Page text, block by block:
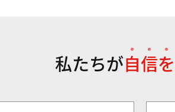
私たちが自信を